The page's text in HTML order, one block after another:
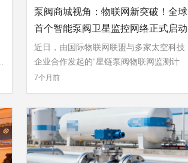
泵阀商城视角：物联网新突破！全球
首个智能泵阀卫星监控网络正式启动
近日，由国际物联网联盟与多家太空科技
企业合作发起的“星链泵阀物联网监测计
...
»
7个月前